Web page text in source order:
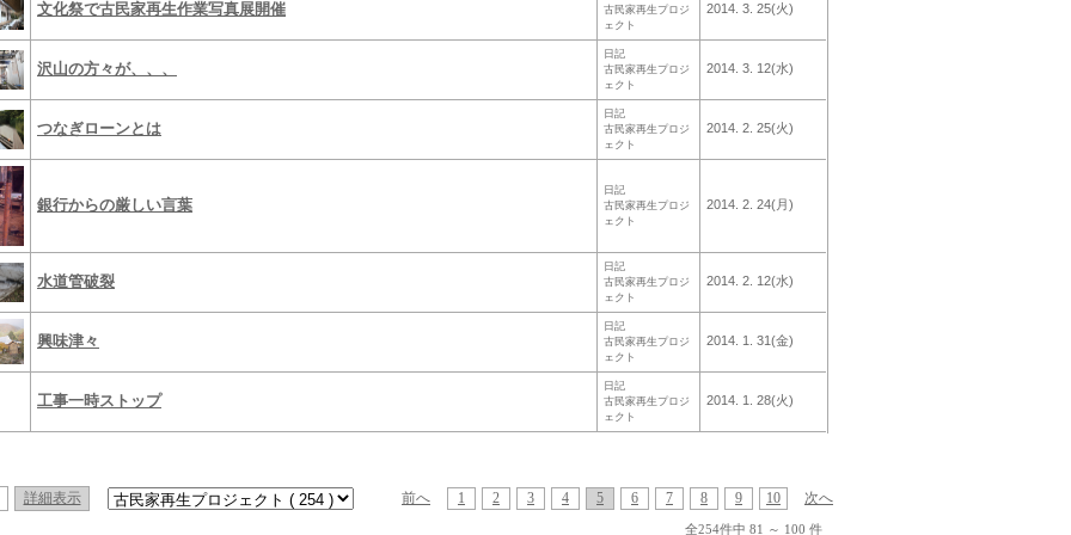
文化祭で古民家再生作業写真展開催
古民家再生プロジ
ェクト
2014. 3. 25(火)
沢山の方々が、、、
日記
古民家再生プロジ
ェクト
2014. 3. 12(水)
つなぎローンとは
日記
古民家再生プロジ
ェクト
2014. 2. 25(火)
銀行からの厳しい言葉
日記
古民家再生プロジ
ェクト
2014. 2. 24(月)
水道管破裂
日記
古民家再生プロジ
ェクト
2014. 2. 12(水)
興味津々
日記
古民家再生プロジ
ェクト
2014. 1. 31(金)
工事一時ストップ
日記
古民家再生プロジ
ェクト
2014. 1. 28(火)
詳細表示 前へ 1 2 3 4 5 6 7 8 9 10 次へ
全254件中 81 ～ 100 件